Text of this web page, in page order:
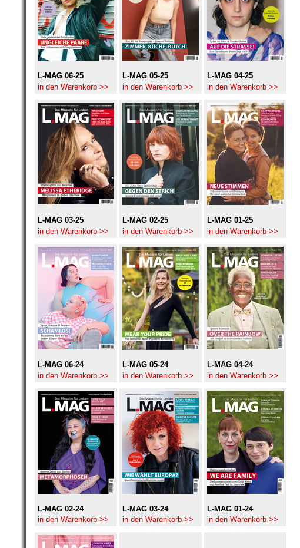
L-MAG 06-25
in den Warenkorb >>
L-MAG 05-25
in den Warenkorb >>
L-MAG 04-25
in den Warenkorb >>
L-MAG 03-25
in den Warenkorb >>
L-MAG 02-25
in den Warenkorb >>
L-MAG 01-25
in den Warenkorb >>
L-MAG 06-24
in den Warenkorb >>
L-MAG 05-24
in den Warenkorb >>
L-MAG 04-24
in den Warenkorb >>
L-MAG 02-24
in den Warenkorb >>
L-MAG 03-24
in den Warenkorb >>
L-MAG 01-24
in den Warenkorb >>